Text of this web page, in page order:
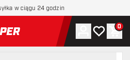
w ciągu 24 godzin
do strony głównej
Konto
Moja lista
0